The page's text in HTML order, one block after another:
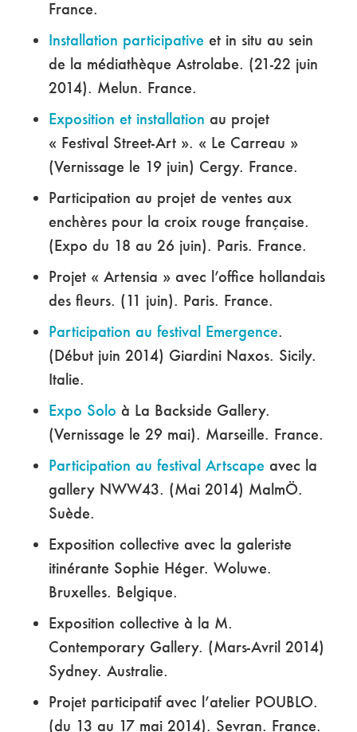
France.
Installation participative et in situ au sein
de la médiathèque Astrolabe. (21-22 juin
2014). Melun. France.
Exposition et installation au projet
« Festival Street-Art ». « Le Carreau »
(Vernissage le 19 juin) Cergy. France.
Participation au projet de ventes aux
enchères pour la croix rouge française.
(Expo du 18 au 26 juin). Paris. France.
Projet « Artensia » avec l’office hollandais
des fleurs. (11 juin). Paris. France.
Participation au festival Emergence.
(Début juin 2014) Giardini Naxos. Sicily.
Italie.
Expo Solo à La Backside Gallery.
(Vernissage le 29 mai). Marseille. France.
Participation au festival Artscape avec la
gallery NWW43. (Mai 2014) MalmÖ.
Suède.
Exposition collective avec la galeriste
itinérante Sophie Héger. Woluwe.
Bruxelles. Belgique.
Exposition collective à la M.
Contemporary Gallery. (Mars-Avril 2014)
Sydney. Australie.
Projet participatif avec l’atelier POUBLO.
(du 13 au 17 mai 2014). Sevran. France.